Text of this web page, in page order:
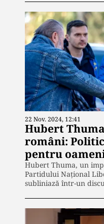
22 Nov. 2024, 12:41
Hubert
români:
pentru
Hubert Thuma, un
Partidului Național
subliniază într-un